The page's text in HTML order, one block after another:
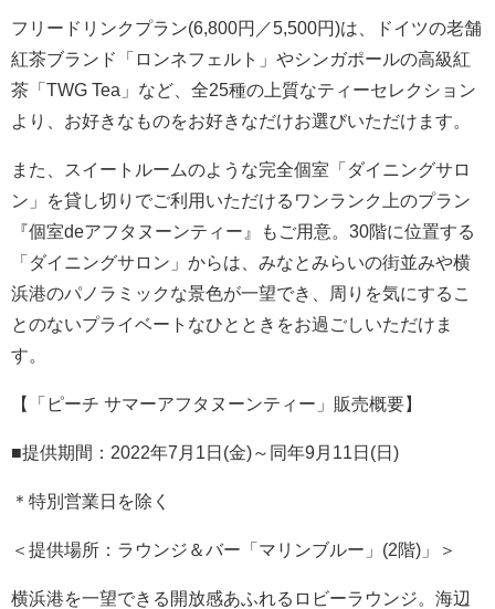
フリードリンクプラン(6,800円／5,500円)は、ドイツの老舗
紅茶ブランド「ロンネフェルト」やシンガポールの高級紅
茶「TWG Tea」など、全25種の上質なティーセレクション
より、お好きなものをお好きなだけお選びいただけます。
また、スイートルームのような完全個室「ダイニングサロ
ン」を貸し切りでご利用いただけるワンランク上のプラン
『個室deアフタヌーンティー』もご用意。30階に位置する
「ダイニングサロン」からは、みなとみらいの街並みや横
浜港のパノラミックな景色が一望でき、周りを気にするこ
とのないプライベートなひとときをお過ごしいただけま
す。
【「ピーチ サマーアフタヌーンティー」販売概要】
■提供期間：2022年7月1日(金)～同年9月11日(日)
＊特別営業日を除く
＜提供場所：ラウンジ＆バー「マリンブルー」(2階)」＞
横浜港を一望できる開放感あふれるロビーラウンジ。海辺